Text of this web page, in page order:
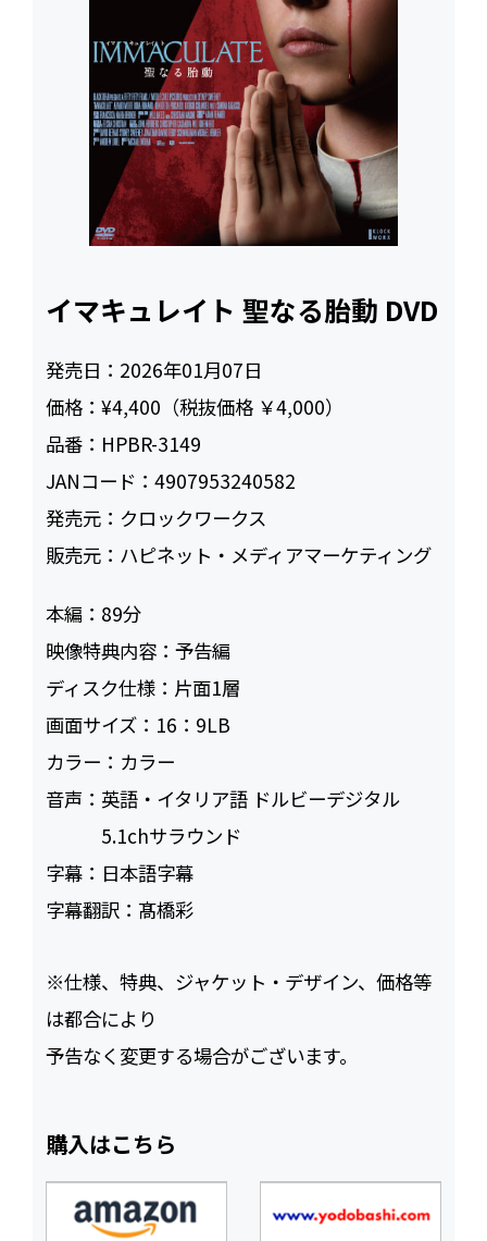
イマキュレイト 聖なる胎動 DVD
発売日： 2026年01月07日
価格：¥4,400（税抜価格 ￥4,000）
品番： HPBR-3149
JANコード：4907953240582
発売元： クロックワークス
販売元： ハピネット・メディアマーケティング
本編： 89
映像特典内容：予告編
ディスク仕様： 片面1層
画面サイズ： 16：9LB
カラー： カラー
音声： 英語・イタリア語 ドルビーデジタル
5.1chサラウンド
字幕： 日本語字幕
字幕翻訳： 髙橋彩
※仕様、特典、ジャケット・デザイン、価格等
は都合により
予告なく変更する場合がございます。
購入はこちら